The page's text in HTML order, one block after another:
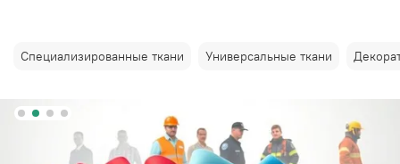
Специализированные ткани Универсальные ткани